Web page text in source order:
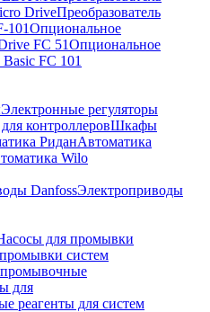
DriveПреобразователь
101Опциональное
FC 51Опциональное
FC 101
Электронные регуляторы
контроллеровШкафы
РиданАвтоматика
Wilo
DanfossЭлектроприводы
для промывки
систем
для
реагенты для систем